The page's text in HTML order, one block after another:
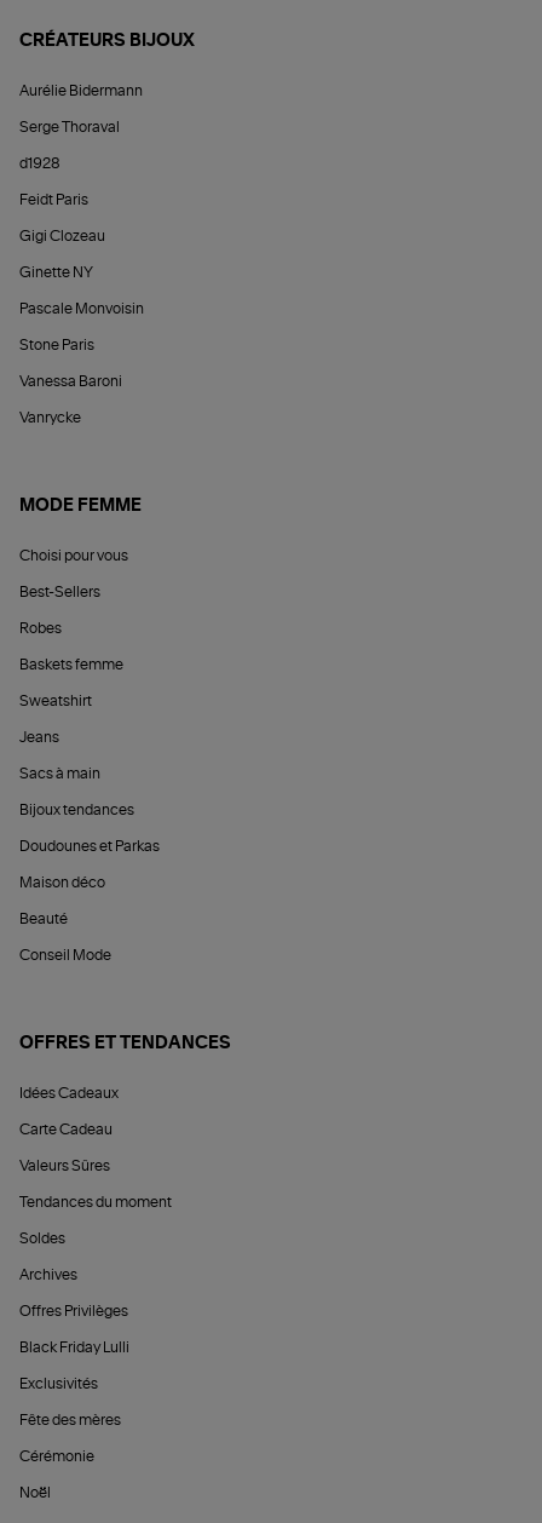
CRÉATEURS BIJOUX
Aurélie Bidermann
Serge Thoraval
d1928
Feidt Paris
Gigi Clozeau
Ginette NY
Pascale Monvoisin
Stone Paris
Vanessa Baroni
Vanrycke
MODE FEMME
Choisi pour vous
Best-Sellers
Robes
Baskets femme
Sweatshirt
Jeans
Sacs à main
Bijoux tendances
Doudounes et Parkas
Maison déco
Beauté
Conseil Mode
OFFRES ET TENDANCES
Idées Cadeaux
Carte Cadeau
Valeurs Sûres
Tendances du moment
Soldes
Archives
Offres Privilèges
Black Friday Lulli
Exclusivités
Fête des mères
Cérémonie
Noël